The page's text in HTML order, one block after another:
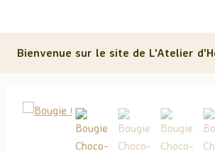
Bienvenue sur le site de L'Atelier